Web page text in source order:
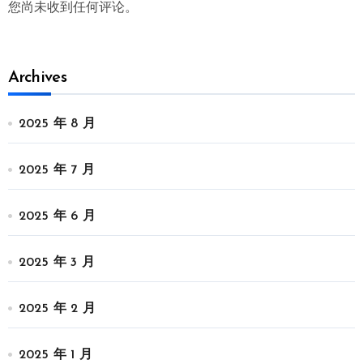
您尚未收到任何评论。
Archives
2025 年 8 月
2025 年 7 月
2025 年 6 月
2025 年 3 月
2025 年 2 月
2025 年 1 月